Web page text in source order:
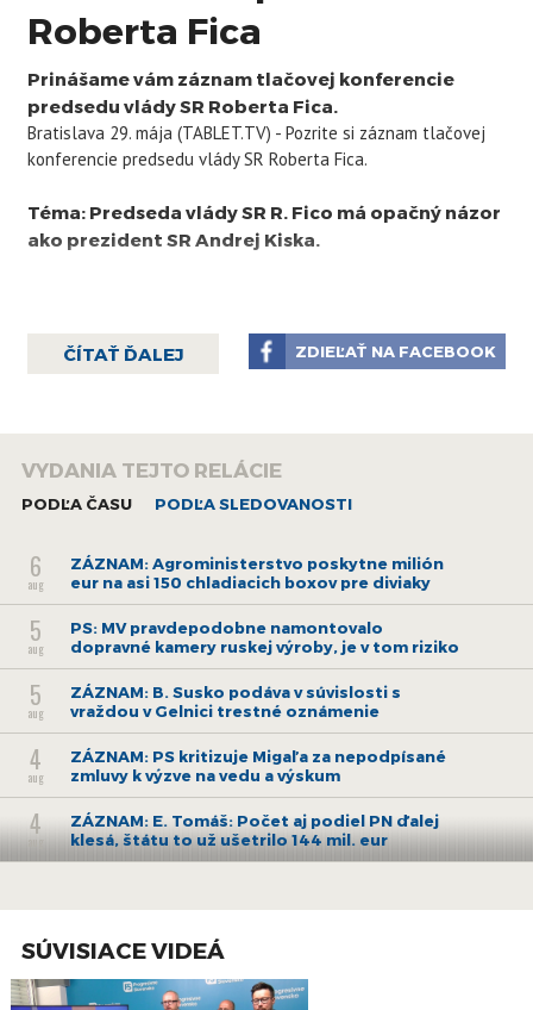
Roberta Fica
Prinášame vám záznam tlačovej konferencie
predsedu vlády SR Roberta Fica.
Bratislava 29. mája (TABLET.TV) - Pozrite si záznam tlačovej
konferencie predsedu vlády SR Roberta Fica.
Téma: Predseda vlády SR R. Fico má opačný názor
ako prezident SR Andrej Kiska.
TABLET.TV.
ČÍTAŤ ĎALEJ ZDIEĽAŤ NA FACEBOOK
VYDANIA TEJTO RELÁCIE
PODĽA ČASU PODĽA SLEDOVANOSTI
6
aug
ZÁZNAM: Agroministerstvo poskytne milión
eur na asi 150 chladiacich boxov pre diviaky
5
aug
PS: MV pravdepodobne namontovalo
dopravné kamery ruskej výroby, je v tom riziko
5
aug
ZÁZNAM: B. Susko podáva v súvislosti s
vraždou v Gelnici trestné oznámenie
4
aug
ZÁZNAM: PS kritizuje Migaľa za nepodpísané
zmluvy k výzve na vedu a výskum
4
aug
ZÁZNAM: E. Tomáš: Počet aj podiel PN ďalej
klesá, štátu to už ušetrilo 144 mil. eur
30
júl
hydrometeorologického ústavu
SÚVISIACE VIDEÁ